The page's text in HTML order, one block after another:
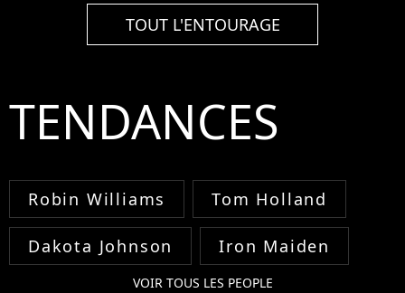
TOUT L'ENTOURAGE
TENDANCES
Robin Williams Tom Holland
Dakota Johnson Iron Maiden
VOIR TOUS LES PEOPLE